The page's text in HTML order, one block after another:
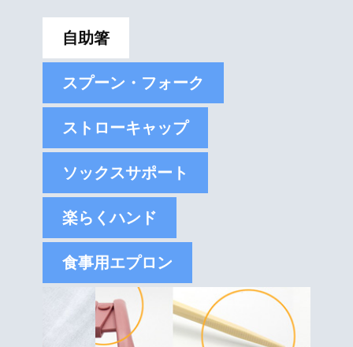
自助箸
スプーン・フォーク
ストローキャップ
ソックスサポート
楽らくハンド
食事用エプロン